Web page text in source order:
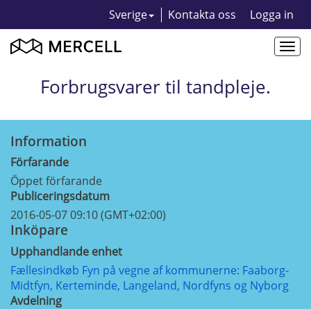
Sverige Kontakta oss Logga in
Forbrugsvarer til tandpleje.
Information
Förfarande
Öppet förfarande
Publiceringsdatum
2016-05-07 09:10 (GMT+02:00)
Inköpare
Upphandlande enhet
Fællesindkøb Fyn på vegne af kommunerne: Faaborg-
Midtfyn, Kerteminde, Langeland, Nordfyns og Nyborg
Avdelning